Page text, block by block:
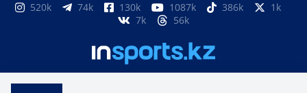
520k 74k 130k 1087k 386k
1k
7k
56k